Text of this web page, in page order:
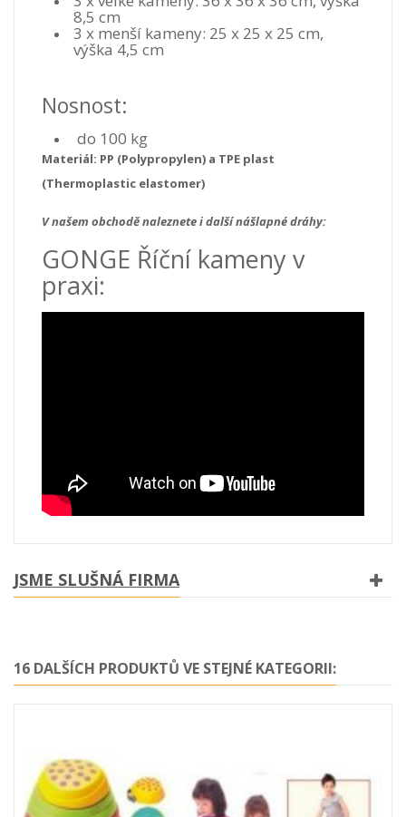
8,5 cm
3 x menší kameny: 25 x 25 x 25 cm,
výška 4,5 cm
Nosnost:
do 100 kg
Materiál: PP (Polypropylen) a TPE plast
(Thermoplastic elastomer)
V našem obchodě naleznete i další nášlapné dráhy:
GONGE Říční kameny v
praxi:
JSME SLUŠNÁ FIRMA
16 DALŠÍCH PRODUKTŮ VE STEJNÉ KATEGORII: